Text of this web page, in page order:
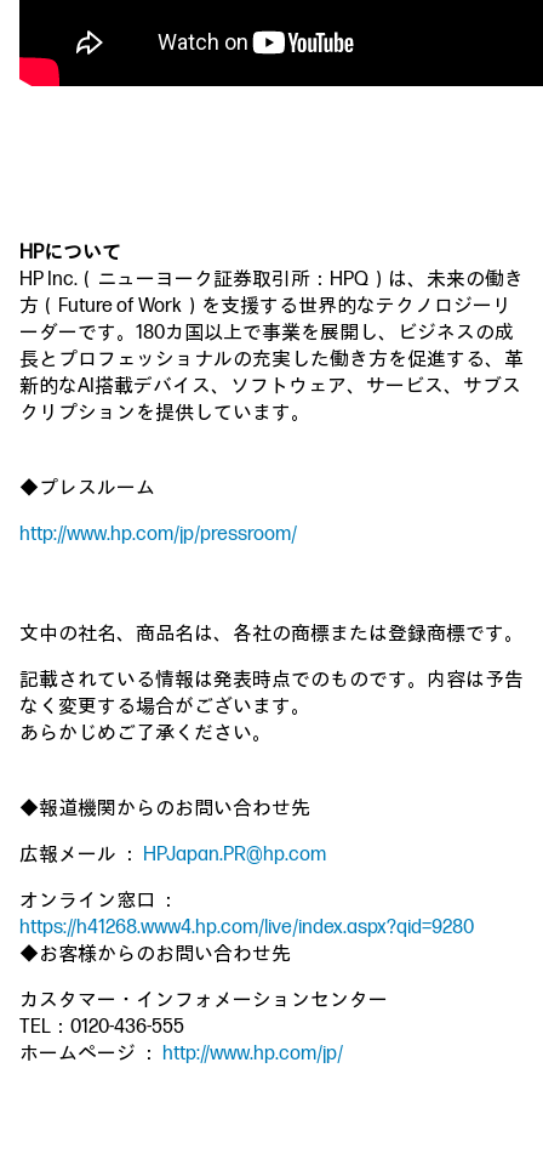
HPについて
HP Inc.（ニューヨーク証券取引所：HPQ）は、未来の働き
方（Future of Work）を支援する世界的なテクノロジーリ
ーダーです。180カ国以上で事業を展開し、ビジネスの成
長とプロフェッショナルの充実した働き方を促進する、革
新的なAI搭載デバイス、ソフトウェア、サービス、サブス
クリプションを提供しています。
◆プレスルーム
http://www.hp.com/jp/pressroom/
文中の社名、商品名は、各社の商標または登録商標です。
記載されている情報は発表時点でのものです。内容は予告
なく変更する場合がございます。
あらかじめご了承ください。
◆報道機関からのお問い合わせ先
広報メール ： HPJapan.PR@hp.com
オンライン窓口 ：
https://h41268.www4.hp.com/live/index.aspx?qid=9280
◆お客様からのお問い合わせ先
カスタマー・インフォメーションセンター
TEL：0120-436-555
ホームページ ： http://www.hp.com/jp/